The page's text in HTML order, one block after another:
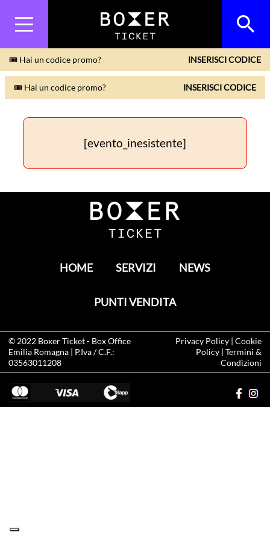
🎟 Hai un codice promo? INSERISCI CODICE
🎟 Hai un codice promo? INSERISCI CODICE
[evento_inesistente]
HOME SERVIZI NEWS
PUNTI VENDITA
© 2022 Boxer Ticket- Box Office
Emilia Romagna | P.Iva / C.F.:
03563011208
Privacy Policy| Cookie
Policy| Termini &
Condizioni